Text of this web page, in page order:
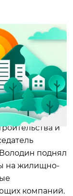
и
поднял
на жилищно-
компаний.